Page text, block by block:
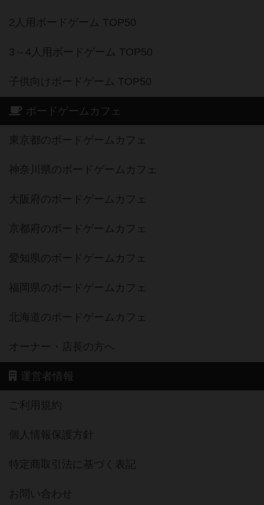
2人用ボードゲーム TOP50
3～4人用ボードゲーム TOP50
子供向けボードゲーム TOP50
ボードゲームカフェ
東京都のボードゲームカフェ
神奈川県のボードゲームカフェ
大阪府のボードゲームカフェ
京都府のボードゲームカフェ
愛知県のボードゲームカフェ
福岡県のボードゲームカフェ
北海道のボードゲームカフェ
オーナー・店長の方へ
運営者情報
ご利用規約
個人情報保護方針
特定商取引法に基づく表記
お問い合わせ